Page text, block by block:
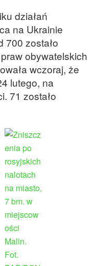
działań
na Ukrainie
700 zostało
obywatelskich
wczoraj, że
lutego, na
71 zostało